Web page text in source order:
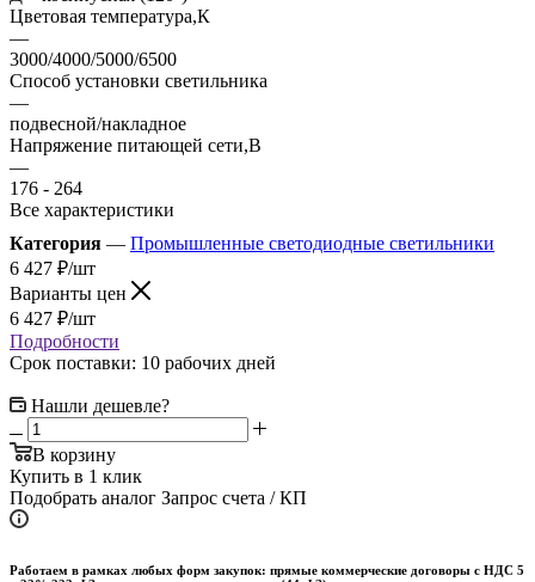
Цветовая температура,К
—
3000/4000/5000/6500
Способ установки светильника
—
подвесной/накладное
Напряжение питающей сети,В
—
176 - 264
Все характеристики
Категория — Промышленные светодиодные светильники
6 427 ₽/шт
Варианты цен
6 427 ₽/шт
Подробности
Срок поставки: 10 рабочих дней
Нашли дешевле?
В корзину
Купить в 1 клик
Подобрать аналог Запрос счета / КП
Работаем в рамках любых форм закупок: прямые коммерческие договоры с НДС 5